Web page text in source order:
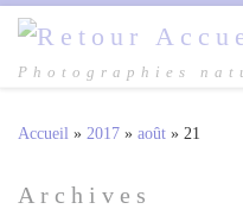
Passer au contenu
Photographies
Accueil » 2017 » août » 21
Archives